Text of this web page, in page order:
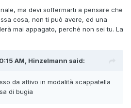
ma devi soffermarti a pensare che
cosa, non ti può avere, ed una
mai appagato, perché non sei tu. La
AM, Hinzelmann said:
da attivo in modalità scappatella
di bugia